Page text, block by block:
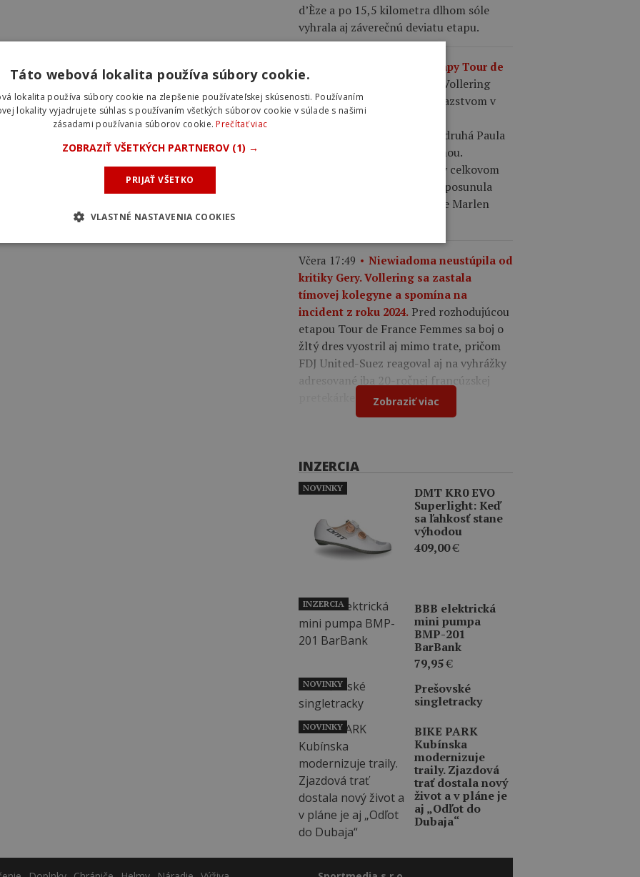
d’Èze a po 15,5 kilometra dlhom sóle
vyhrala aj záverečnú deviatu etapu.
Výsledky 9. etapy Tour de
France Femmes 2026.
Demi Vollering
zavŕšila zisk žltého dresu víťazstvom v
poslednej etape. V šprinte
prenasledovateliek skončila druhá Paula
Blasi pred Kasiou Niewiadomou.
Niewiadoma skončila druhá v celkovom
poradí a na tretie miesto sa posunula
Elisa Longo Borghini po páde Marlen
Včera 17:49
Niewiadoma neustúpila od
kritiky Gery. Vollering sa zastala
tímovej kolegyne a spomína na
incident z roku 2024. Pred rozhodujúcou
etapou Tour de France Femmes sa boj o
žltý dres vyostril aj mimo trate, pričom
FDJ United-Suez reagoval aj na vyhrážky
adresované iba 20-ročnej francúzskej
Zobraziť viac
INZERCIA
DMT KR0 EVO
Superlight: Keď
sa ľahkosť stane
výhodou
409,00€
NOVINKY
BBB elektrická
mini pumpa
BMP-201
BarBank
79,95€
INZERCIA
Prešovské
singletracky
NOVINKY
BIKE PARK
Kubínska
modernizuje
traily. Zjazdová
trať dostala nový
život a v pláne je
aj „Odľot do
Dubaja“
NOVINKY
Táto webová lokalita používa súbory cookie.
lokalita používa súbory cookie na zlepšenie používateľskej skúsenosti. Používaním
lokality vyjadrujete súhlas s používaním všetkých súborov cookie v súlade s našimi
zásadami používania súborov cookie.Prečítať viac
ZOBRAZIŤ VŠETKÝCH PARTNEROV (1) →
PRIJAŤ VŠETKO
VLASTNÉ NASTAVENIA COOKIES